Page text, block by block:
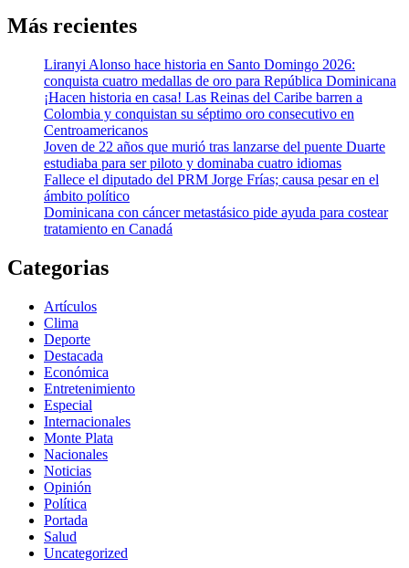
Más recientes
Liranyi Alonso hace historia en Santo Domingo 2026:
conquista cuatro medallas de oro para República Dominicana
¡Hacen historia en casa! Las Reinas del Caribe barren a
Colombia y conquistan su séptimo oro consecutivo en
Centroamericanos
Joven de 22 años que murió tras lanzarse del puente Duarte
estudiaba para ser piloto y dominaba cuatro idiomas
Fallece el diputado del PRM Jorge Frías; causa pesar en el
ámbito político
Dominicana con cáncer metastásico pide ayuda para costear
tratamiento en Canadá
Categorias
Artículos
Clima
Deporte
Destacada
Económica
Entretenimiento
Especial
Internacionales
Monte Plata
Nacionales
Noticias
Opinión
Política
Portada
Salud
Uncategorized